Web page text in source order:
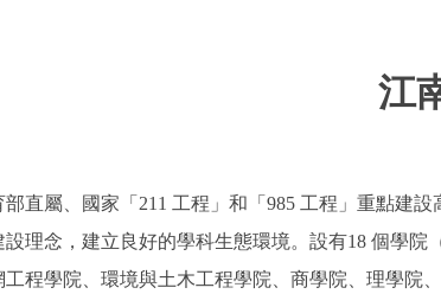
江
直屬、國家「211 工程」和「985 工程」重點建
理念，建立良好的學科生態環境。設有18 個學
程學院、環境與土木工程學院、商學院、理學院